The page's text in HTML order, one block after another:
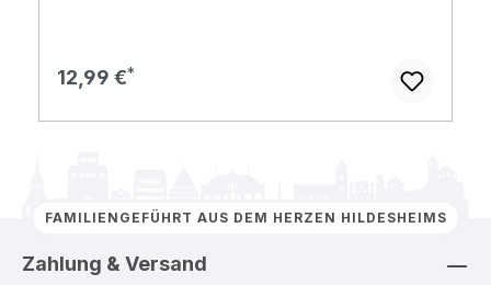
Regulärer Preis:
12,99 €
FAMILIENGEFÜHRT AUS DEM HERZEN HILDESHEIMS
Zahlung & Versand